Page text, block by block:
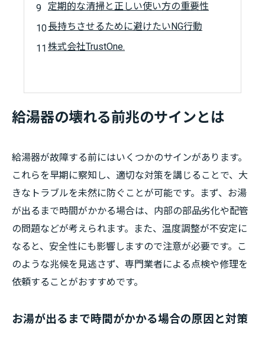
定期的な清掃と正しい使い方の重要性
長持ちさせるために避けたいNG行動
株式会社TrustOne.
給湯器の壊れる前兆のサインとは
給湯器が故障する前にはいくつかのサインがあります。
これらを早期に察知し、適切な対策を講じることで、大
きなトラブルを未然に防ぐことが可能です。まず、お湯
が出るまで時間がかかる場合は、内部の部品劣化や配管
の問題などが考えられます。また、温度調整が不安定に
なると、安全性にも影響しますので注意が必要です。こ
のような兆候を見逃さず、専門業者による点検や修理を
依頼することがおすすめです。
お湯が出るまで時間がかかる場合の原因と対策